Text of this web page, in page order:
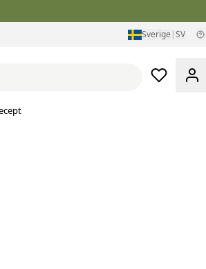
Sverige |SV